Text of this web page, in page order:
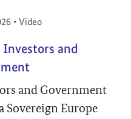
am:
• Video
and
and Government
Sovereign Europe